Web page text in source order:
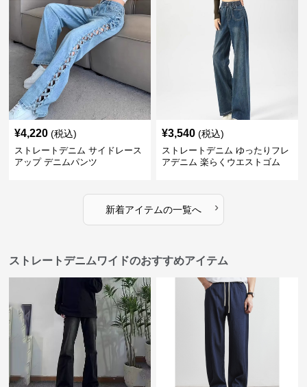
¥4,220 (税込)
ストレートデニム サイドレース
アップ デニムパンツ
¥3,540 (税込)
ストレートデニム ゆったりフレ
アデニム 楽らくウエストゴム
新着アイテムの一覧へ ›
ストレートデニムワイドのおすすめアイテム